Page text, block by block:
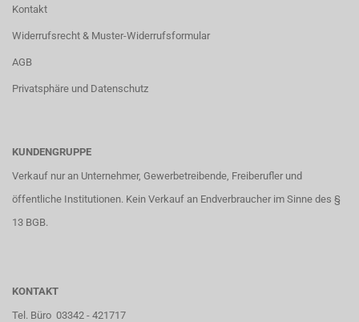
Kontakt
Widerrufsrecht & Muster-Widerrufsformular
AGB
Privatsphäre und Datenschutz
KUNDENGRUPPE
Verkauf nur an Unternehmer, Gewerbetreibende, Freiberufler und
öffentliche Institutionen. Kein Verkauf an Endverbraucher im Sinne des §
13 BGB.
KONTAKT
Tel. Büro 03342 - 421717